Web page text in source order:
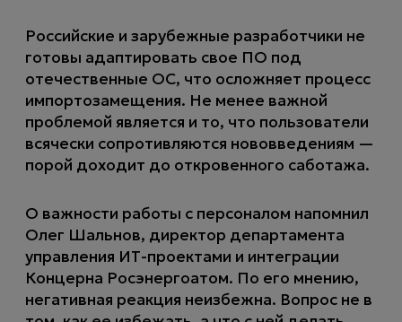
Российские и зарубежные разработчики не
готовы адаптировать свое ПО под
отечественные ОС, что осложняет процесс
импортозамещения. Не менее важной
проблемой является и то, что пользователи
всячески сопротивляются нововведениям —
порой доходит до откровенного саботажа.
О важности работы с персоналом напомнил
Олег Шальнов, директор департамента
управления ИТ-проектами и интеграции
Концерна Росэнергоатом. По его мнению,
негативная реакция неизбежна. Вопрос не в